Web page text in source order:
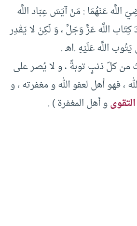
عَنْهُمَا : مَنْ آيَسَ عِبَاد اللَّه
اللَّه عَزَّ وَجَلَّ ، وَ لَكِنْ لا يَقْدِر
اللَّه عَلَيْهِ .اهـ .
من كلّ ذنبٍ توبةً ، و لا يُصر على
، فهو أهل لعفو الله و مغفرته ، و
التقوىو أهل المغفرة ) .